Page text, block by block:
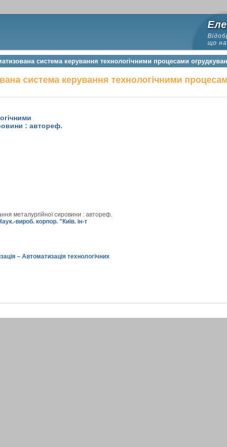
що
система керування технологічними процесами
система керування технологічними
: автореф.
металургійної сировини : автореф.
вироб. корпор. "Київ. ін-т
– Автоматизація технологічних